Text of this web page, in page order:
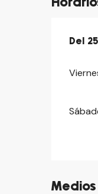
Del
Del
Medios
©